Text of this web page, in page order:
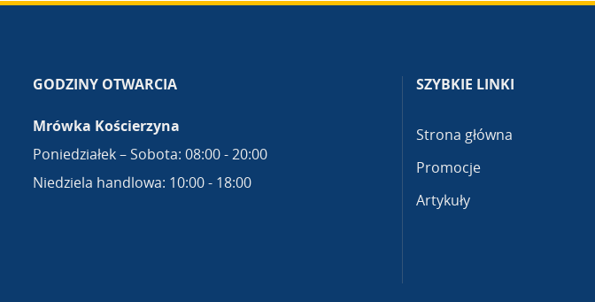
GODZINY OTWARCIA
Mrówka Kościerzyna
Poniedziałek – Sobota: 08:00 - 20:00
Niedziela handlowa: 10:00 - 18:00
SZYBKIE LINKI
Strona główna
Promocje
Artykuły